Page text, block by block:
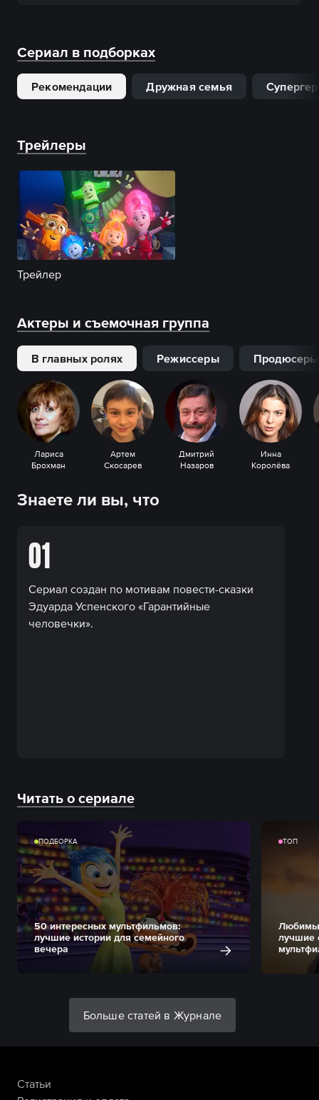
Сериал в подборках
Рекомендации Дружная семья
Трейлеры
Трейлер
Актеры и съемочная группа
В главных ролях Режиссеры Продюсеры
Лариса
Брохман
Артем
Скосарев
Дмитрий
Назаров
Инна
Королёва
Знаете ли вы, что
01
Сериал создан по мотивам повести-сказки
Эдуарда Успенского «Гарантийные
человечки».
Читать о сериале
ПОДБОРКА
50 интересных мультфильмов:
лучшие истории для семейного
вечера
ТОП
лучшие
Больше статей в Журнале
Статьи